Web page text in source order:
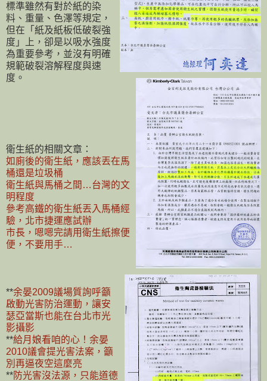
標準雖然有對於紙的染
料、重量、色澤等規定，
但在「紙及紙板低破裂強
度」上，卻是以吸水強度
為重要參考，並沒有明確
規範破裂溶解程度與速
度。
衛生紙的相關文章：
如廁後的衛生紙，應該丟在馬
桶還是垃圾桶
衛生紙與馬桶之間…台灣的文
明程度
參考高鐵的衛生紙丟入馬桶經
驗，北市捷運應試辦
市長，嗯嗯完請用衛生紙擦便
便，不要用手…
**余晏2009議場質詢呼籲
啟動光害防治運動，讓安
瑟亞當斯也能在台北市光
影攝影
**給月娘看咱的心！余晏
2010議會提光害法案，籲
別再逼夜空這麼亮
**防光害沒法源，只能道德